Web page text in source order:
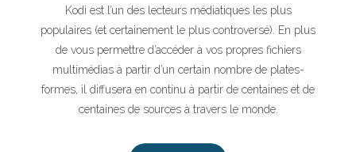
Kodi est l’un des lecteurs médiatiques les plus
populaires (et certainement le plus controversé). En plus
de vous permettre d’accéder à vos propres fichiers
multimédias à partir d’un certain nombre de plates-
formes, il diffusera en continu à partir de centaines et de
centaines de sources à travers le monde.